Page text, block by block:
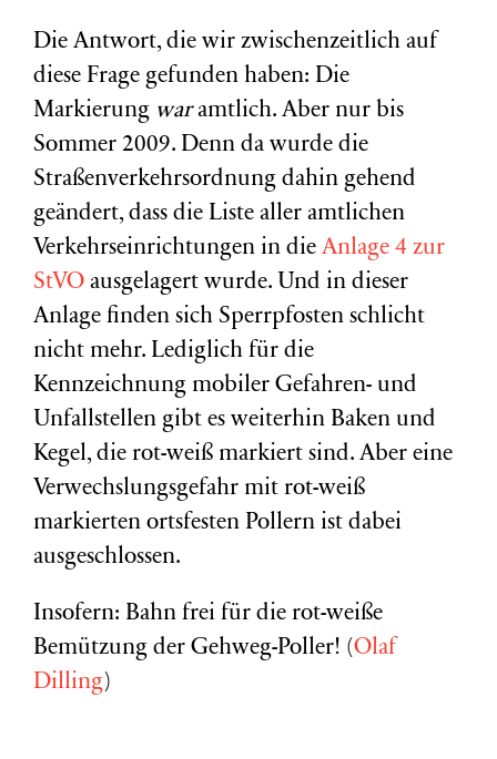
Die Antwort, die wir zwischenzeitlich auf
diese Frage gefunden haben: Die
Markierung waramtlich. Aber nur bis
Sommer 2009. Denn da wurde die
Straßenverkehrsordnung dahin gehend
geändert, dass die Liste aller amtlichen
Verkehrseinrichtungen in die Anlage 4 zur
StVO ausgelagert wurde. Und in dieser
Anlage finden sich Sperrpfosten schlicht
nicht mehr. Lediglich für die
Kennzeichnung mobiler Gefahren- und
Unfallstellen gibt es weiterhin Baken und
Kegel, die rot-weiß markiert sind. Aber eine
Verwechslungsgefahr mit rot-weiß
markierten ortsfesten Pollern ist dabei
ausgeschlossen.
Insofern: Bahn frei für die rot-weiße
Bemützung der Gehweg-Poller! (Olaf
Dilling)